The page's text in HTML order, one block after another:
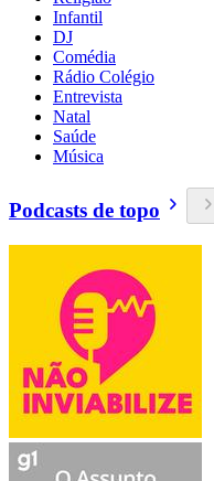
Infantil
DJ
Comédia
Rádio Colégio
Entrevista
Natal
Saúde
Música
Podcasts de topo